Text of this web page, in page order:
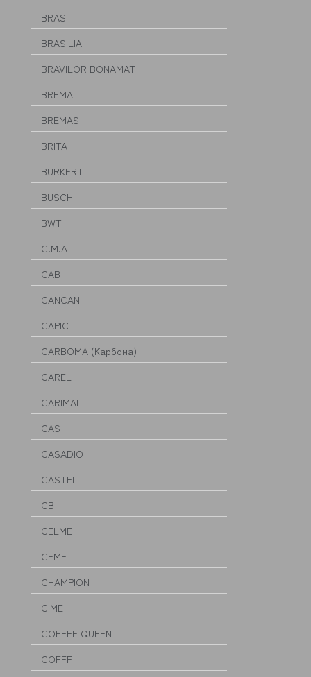
BRAS
BRASILIA
BRAVILOR BONAMAT
BREMA
BREMAS
BRITA
BURKERT
BUSCH
BWT
C.M.A
CAB
CANCAN
CAPIC
CARBOMA (Карбома)
CAREL
CARIMALI
CAS
CASADIO
CASTEL
CB
CELME
CEME
CHAMPION
CIME
COFFEE QUEEN
COFFF